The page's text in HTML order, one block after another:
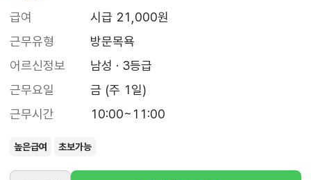
급여
시급 21,000원
근무유형
방문목욕
어르신정보
남성 · 3등급
근무요일
금 (주 1일)
근무시간
10:00~11:00
높은급여 초보가능